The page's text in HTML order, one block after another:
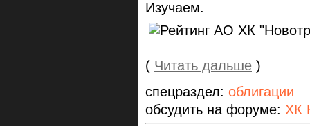
Изучаем.
( Читать дальше )
спецраздел: облигации
обсудить на форуме: ХК